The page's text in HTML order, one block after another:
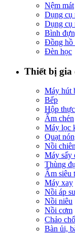
Nệm mát
Dụng cụ
Dụng cụ
Bình
Đồng hồ
Đèn học
Thiết bị gia
Máy hút
Bếp
Hộp
Ấm chén
Máy lọc
Quạt
Nồi chiên
Máy sấy
Thùng
Ấm siêu
Máy xay
Nồi áp
Nồi niêu
Nồi cơm
Chảo
Bàn ủi,